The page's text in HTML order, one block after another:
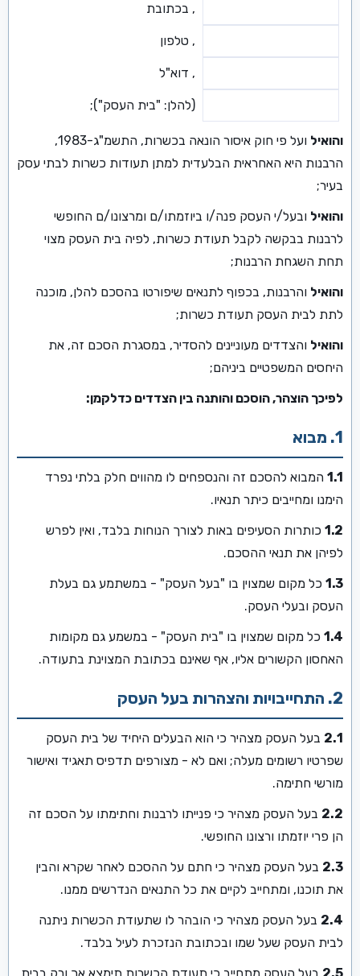
, בכתובת
, טלפון
, דוא"ל
(להלן: "בית העסק");
והואיל
ועל פי חוק איסור הונאה בכשרות, התשמ"ג-1983,
הרבנות היא האחראית הבלעדית למתן תעודות כשרות לבתי עסק
בעיר;
והואיל ובעל/י העסק פנה/ו ביוזמתו/ם ומרצונו/ם החופשי
לרבנות בבקשה לקבל תעודת כשרות, לפיה בית העסק מצוי
תחת השגחת הרבנות;
והואיל והרבנות, בכפוף לתנאים שיפורטו בהסכם להלן, מוכנה
לתת לבית העסק תעודת כשרות;
והואיל והצדדים מעוניינים להסדיר, במסגרת הסכם זה, את
היחסים המשפטיים ביניהם;
לפיכך הוצהר, הוסכם והותנה בין הצדדים כדלקמן:
1. מבוא
1.1 המבוא להסכם זה והנספחים לו מהווים חלק בלתי נפרד
הימנו ומחייבים כיתר תנאיו.
1.2 כותרות הסעיפים באות לצורך הנוחות בלבד, ואין לפרש
לפיהן את תנאי ההסכם.
1.3 כל מקום שמצוין בו "בעל העסק" - במשתמע גם בעלת
העסק ובעלי העסק.
1.4 כל מקום שמצוין בו "בית העסק" - במשמע גם מקומות
האחסון הקשורים אליו, אף שאינם בכתובת המצוינת בתעודה.
2. התחייבויות והצהרות בעל העסק
2.1 בעל העסק מצהיר כי הוא הבעלים היחיד של בית העסק
שפרטיו רשומים מעלה; ואם לא - מצורפים תדפיס תאגיד ואישור
מורשי חתימה.
2.2 בעל העסק מצהיר כי פנייתו לרבנות וחתימתו על הסכם זה
הן פרי יוזמתו ורצונו החופשי.
2.3 בעל העסק מצהיר כי חתם על ההסכם לאחר שקרא והבין
את תוכנו, ומתחייב לקיים את כל התנאים הנדרשים ממנו.
2.4 בעל העסק מצהיר כי הובהר לו שתעודת הכשרות ניתנה
לבית העסק שעל שמו ובכתובת הנזכרת לעיל בלבד.